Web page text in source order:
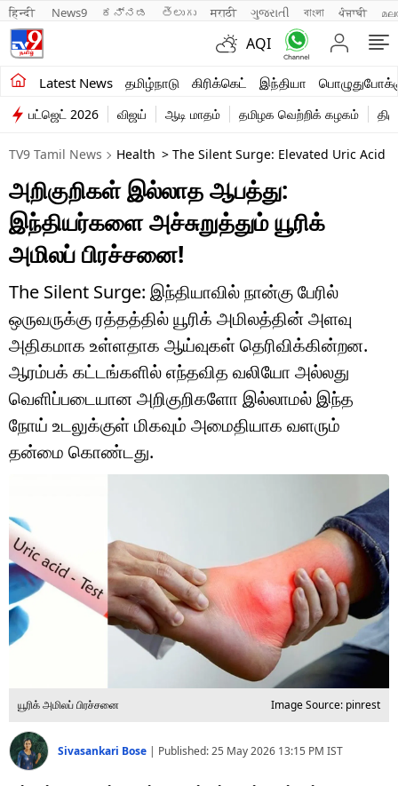
हिन्दी News9 ಕನ್ನಡ తెలుగు मराठी ગુજરાતી বাংলা ਪੰਜਾਬੀ
AQI
Latest News தமிழ்நாடு கிரிக்கெட் இந்தியா
சமீபத்திய செய்திகள்
தமிழ்நாடு
இந்தியா
உலகம்
விளையாட்டு
பொழுதுபோக்கு
லைஃப்ஸ்டைல்
வணிகம்
டெக்னாலஜி
ஆன்மீகம்
ஹெஃல்த்
ஷார்ட் வீடியோஸ்
வலை கதைகள்
போட்டோ கேலரி
பட்ஜெட் 2026 விஜய் ஆடி மாதம் தமிழக வெற்றிக் கழகம்
TV9 Tamil News Health > The Silent Surge: Elevated Uric Acid
அறிகுறிகள் இல்லாத ஆபத்து:
இந்தியர்களை அச்சுறுத்தும் யூரிக்
அமிலப் பிரச்சனை!
The Silent Surge: இந்தியாவில் நான்கு பேரில்
ஒருவருக்கு ரத்தத்தில் யூரிக் அமிலத்தின் அளவு
அதிகமாக உள்ளதாக ஆய்வுகள் தெரிவிக்கின்றன.
ஆரம்பக் கட்டங்களில் எந்தவித வலியோ அல்லது
வெளிப்படையான அறிகுறிகளோ இல்லாமல் இந்த
நோய் உடலுக்குள் மிகவும் அமைதியாக வளரும்
தன்மை கொண்டது.
யூரிக் அமிலப் பிரச்சனை Image Source: pinrest
Sivasankari Bose | Published:25 May 2026 13:15 PM IST